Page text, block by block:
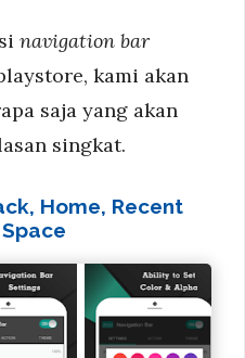
navigation bar
kami akan
saja yang akan
singkat.
Home, Recent